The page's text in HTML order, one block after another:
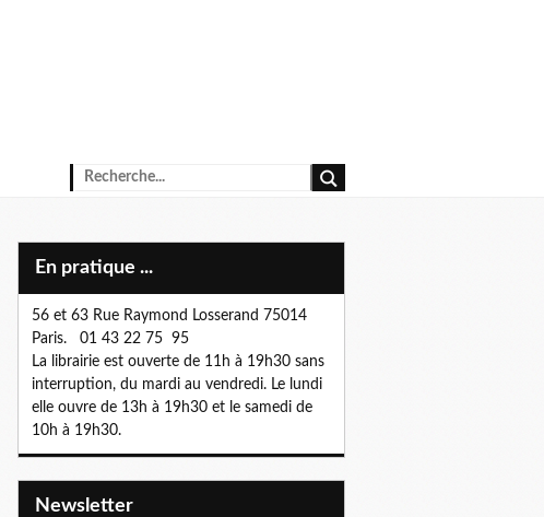
En pratique ...
56 et 63 Rue Raymond Losserand 75014
Paris. 01 43 22 75 95
La librairie est ouverte de 11h à 19h30 sans
interruption, du mardi au vendredi. Le lundi
elle ouvre de 13h à 19h30 et le samedi de
10h à 19h30.
Newsletter